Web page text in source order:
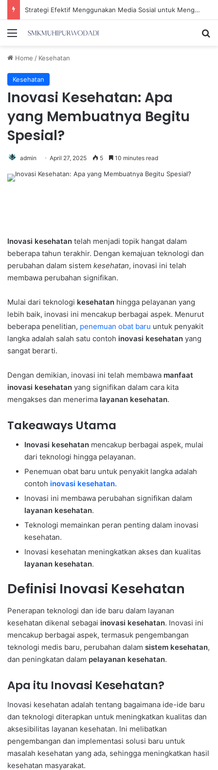
Strategi Efektif Menggunakan Media Sosial untuk Menghemat Waktu Berharga Anda
Menu
Home / Kesehatan
Kesehatan
Inovasi Kesehatan: Apa
yang Membuatnya Begitu
Spesial?
admin April 27, 2025 5 10 minutes read
Inovasi kesehatan telah menjadi topik hangat dalam
beberapa tahun terakhir. Dengan kemajuan teknologi dan
perubahan dalam sistem kesehatan, inovasi ini telah
membawa perubahan signifikan.
Mulai dari teknologi kesehatan hingga pelayanan yang
lebih baik, inovasi ini mencakup berbagai aspek. Menurut
beberapa penelitian, penemuan obat baru untuk penyakit
langka adalah salah satu contoh inovasi kesehatan yang
sangat berarti.
Dengan demikian, inovasi ini telah membawa manfaat
inovasi kesehatan yang signifikan dalam cara kita
mengakses dan menerima layanan kesehatan.
Takeaways Utama
Inovasi kesehatan mencakup berbagai aspek, mulai
dari teknologi hingga pelayanan.
Penemuan obat baru untuk penyakit langka adalah
contoh inovasi kesehatan.
Inovasi ini membawa perubahan signifikan dalam
layanan kesehatan.
Teknologi memainkan peran penting dalam inovasi
kesehatan.
Inovasi kesehatan meningkatkan akses dan kualitas
layanan kesehatan.
Definisi Inovasi Kesehatan
Penerapan teknologi dan ide baru dalam layanan
kesehatan dikenal sebagai inovasi kesehatan. Inovasi ini
mencakup berbagai aspek, termasuk pengembangan
teknologi medis baru, perubahan dalam sistem kesehatan,
dan peningkatan dalam pelayanan kesehatan.
Apa itu Inovasi Kesehatan?
Inovasi kesehatan adalah tentang bagaimana ide-ide baru
dan teknologi diterapkan untuk meningkatkan kualitas dan
aksesibilitas layanan kesehatan. Ini melibatkan
pengembangan dan implementasi solusi baru untuk
masalah kesehatan yang ada, sehingga meningkatkan hasil
kesehatan masyarakat.